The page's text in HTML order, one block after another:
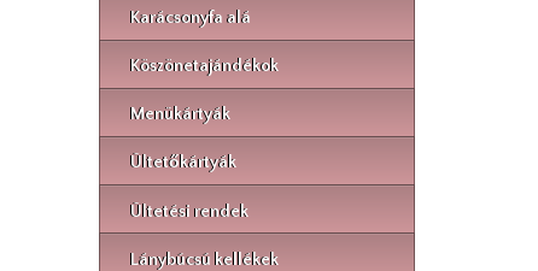
Karácsonyfa alá
Köszönetajándékok
Menükártyák
Ültetőkártyák
Ültetési rendek
Lánybúcsú kellékek